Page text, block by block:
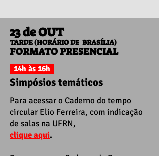
23 de OUT
TARDE (HORÁRIO DE BRASÍLIA)
FORMATO PRESENCIAL
14h às 16h
Simpósios temáticos
Para acessar o Caderno do tempo
circular Elio Ferreira, com indicação
de salas na UFRN,
clique aqui.